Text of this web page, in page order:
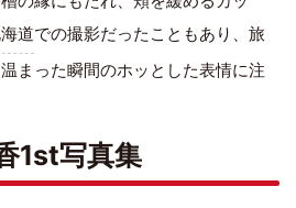
道での撮影だったこともあり、旅
まった瞬間のホッとした表情に注
1st写真集